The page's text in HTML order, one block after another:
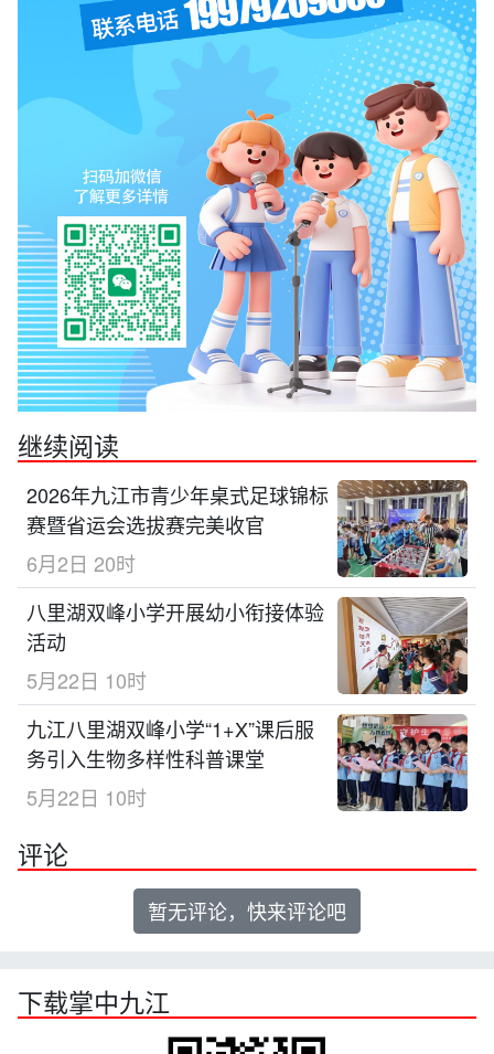
继续阅读
2026年九江市青少年桌式足球锦标
赛暨省运会选拔赛完美收官
6月2日 20时
八里湖双峰小学开展幼小衔接体验
活动
5月22日 10时
九江八里湖双峰小学“1+X”课后服
务引入生物多样性科普课堂
5月22日 10时
评论
暂无评论，快来评论吧
下载掌中九江